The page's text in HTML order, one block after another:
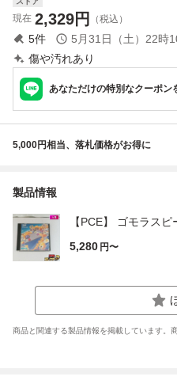
現在 2,329円 （税込）
5件 5月31日（土）22時
傷や汚れあり
あなただけの特別なクーポン
5,000円相当、落札価格がお得に
製品情報
【PCE】 ゴモラスピ
5,280 円〜
商品と関連する製品情報を掲載しています。